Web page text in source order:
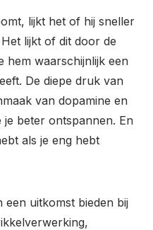
lijkt het of hij sneller
lijkt of dit door de
hem waarschijnlijk een
De diepe druk van
van dopamine en
beter ontspannen. En
als je eng hebt
een uitkomst bieden bij